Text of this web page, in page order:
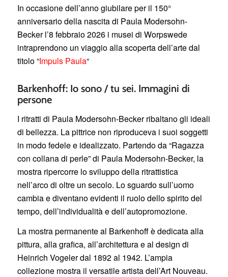
In occasione dell’anno giubilare per il 150°
anniversario della nascita di Paula Modersohn-
Becker l’8 febbraio 2026 i musei di Worpswede
intraprendono un viaggio alla scoperta dell’arte dal
titolo “Impuls Paula“
Barkenhoff: Io sono / tu sei. Immagini di
persone
I ritratti di Paula Modersohn-Becker ribaltano gli ideali
di bellezza. La pittrice non riproduceva i suoi soggetti
in modo fedele e idealizzato. Partendo da “Ragazza
con collana di perle” di Paula Modersohn-Becker, la
mostra ripercorre lo sviluppo della ritrattistica
nell’arco di oltre un secolo. Lo sguardo sull’uomo
cambia e diventano evidenti il ruolo dello spirito del
tempo, dell’individualità e dell’autopromozione.
La mostra permanente al Barkenhoff è dedicata alla
pittura, alla grafica, all’architettura e al design di
Heinrich Vogeler dal 1892 al 1942. L’ampia
collezione mostra il versatile artista dell’Art Nouveau.